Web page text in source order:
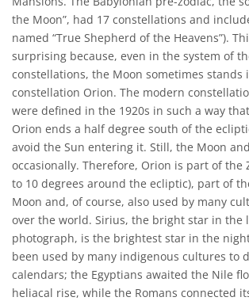
the Moon”, had 17 constellations and
named “True Shepherd of the Heavens”).
surprising because, even in the system of
constellations, the Moon sometimes stands
constellation Orion. The modern
were defined in the 1920s in such a way
Orion ends a half degree south of the
avoid the Sun entering it. Still, the Moon
occasionally. Therefore, Orion is part of the
to 10 degrees around the ecliptic), part of
Moon and, of course, also used by many
over the world. Sirius, the bright star in the
photograph, is the brightest star in the
been used by many indigenous cultures to
calendars; the Egyptians awaited the Nile
heliacal rise, while the Romans connected